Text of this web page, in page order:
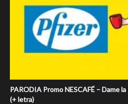
PARODIA Promo NESCAFÉ – Dame
(+ letra)